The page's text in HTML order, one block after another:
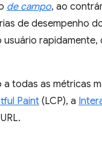
de campo, ao
de desempenho
rapidamente,
todas as métricas
Paint (LCP), a